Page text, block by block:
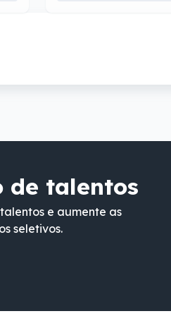
de talentos
e aumente as
seletivos.